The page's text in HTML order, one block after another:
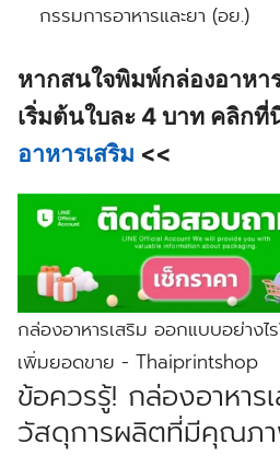
กรรมการอาหารและยา (อย.)
หากสนใจพิมพ์กล่องอาหา
เริ่มต้นใบละ 4 บาท คลิกที่
อาหารเสริม <<
กล่องอาหารเสริม ออกแบบอย่าง
เพิ่มยอดขาย - Thaiprintshop
ข้อควรรู้! กล่องอาหาร
วัสดุการผลิตที่มีคุณภ